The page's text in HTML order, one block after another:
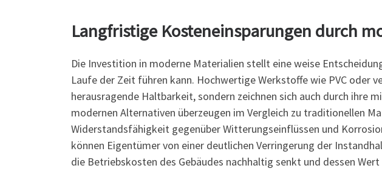
Langfristige Kosteneinsparungen durch
Die Investition in moderne Materialien stellt eine weise
Laufe der Zeit führen kann. Hochwertige Werkstoffe wie PVC oder
herausragende Haltbarkeit, sondern zeichnen sich auch durch ihre
modernen Alternativen überzeugen im Vergleich zu traditionellen
Widerstandsfähigkeit gegenüber Witterungseinflüssen und
können Eigentümer von einer deutlichen Verringerung der
die Betriebskosten des Gebäudes nachhaltig senkt und dessen